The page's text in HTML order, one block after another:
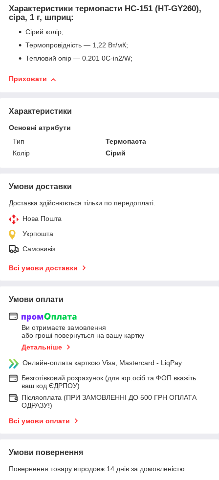
Характеристики термопасти HC-151 (HT-GY260),
сіра, 1 г, шприц:
Сірий колір;
Термопровідність — 1,22 Вт/мК;
Тепловий опір — 0.201 0C-in2/W;
Приховати
Характеристики
Основні атрибути
Тип
Термопаста
Колір
Сірий
Умови доставки
Доставка здійснюється тільки по передоплаті.
Нова Пошта
Укрпошта
Самовивіз
Всі умови доставки
Умови оплати
Ви отримаєте замовлення
або гроші повернуться на вашу картку
Детальніше
Онлайн-оплата карткою Visa, Mastercard - LiqPay
Безготівковий розрахунок (для юр.осіб та ФОП вкажіть
ваш код ЄДРПОУ)
Післяоплата (ПРИ ЗАМОВЛЕННІ ДО 500 ГРН ОПЛАТА
ОДРАЗУ!)
Всі умови оплати
Умови повернення
Повернення товару впродовж 14 днів за домовленістю